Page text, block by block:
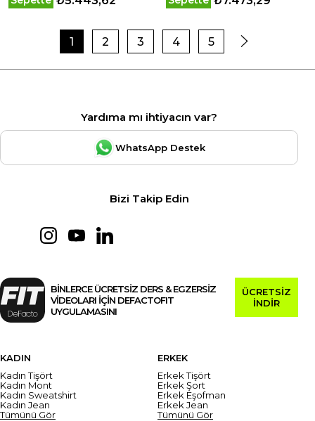
1 2 3 4 5
Yardıma mı ihtiyacın var?
WhatsApp Destek
Bizi Takip Edin
BİNLERCE ÜCRETSİZ DERS & EGZERSİZ
VİDEOLARI İÇİN DEFACTOFIT
UYGULAMASINI
ÜCRETSİZ
İNDİR
KADIN
Kadın Tişört
Kadın Mont
Kadın Sweatshirt
Kadın Jean
Tümünü Gör
ERKEK
Erkek Tişört
Erkek Şort
Erkek Eşofman
Erkek Jean
Tümünü Gör